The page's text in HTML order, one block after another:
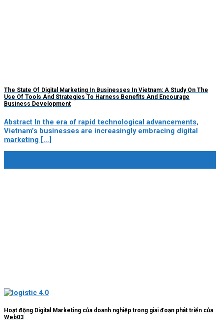
The State Of Digital Marketing In Businesses In Vietnam: A Study On The
Use Of Tools And Strategies To Harness Benefits And Encourage
Business Development
Abstract In the era of rapid technological advancements,
Vietnam’s businesses are increasingly embracing digital
marketing [...]
Hoạt động Digital Marketing của doanh nghiệp trong giai đoạn phát triển của
Web03